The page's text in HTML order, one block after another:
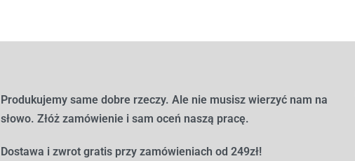
Produkujemy same dobre rzeczy. Ale nie musisz wierzyć nam na
słowo. Złóż zamówienie i sam oceń naszą pracę.
Dostawa i zwrot gratis przy zamówieniach od 249zł!